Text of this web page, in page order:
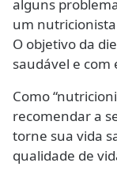
alguns
um
O objetivo da
saudável e com
Como
recomendar a
torne sua vida
qualidade de